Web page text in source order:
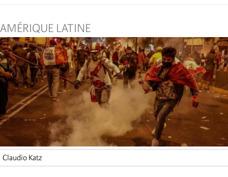
AMÉRIQUE LATINE
Claudio Katz